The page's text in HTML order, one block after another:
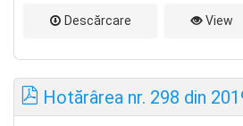
Descărcare View
Hotărârea nr. 298 din